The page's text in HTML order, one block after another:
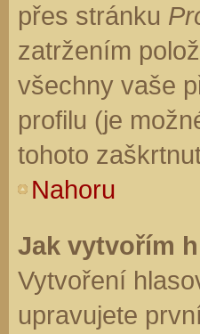
přes stránku
zatržením
všechny vaše
profilu (je
tohoto
Nahoru
Jak vytvořím
Vytvoření
upravujete